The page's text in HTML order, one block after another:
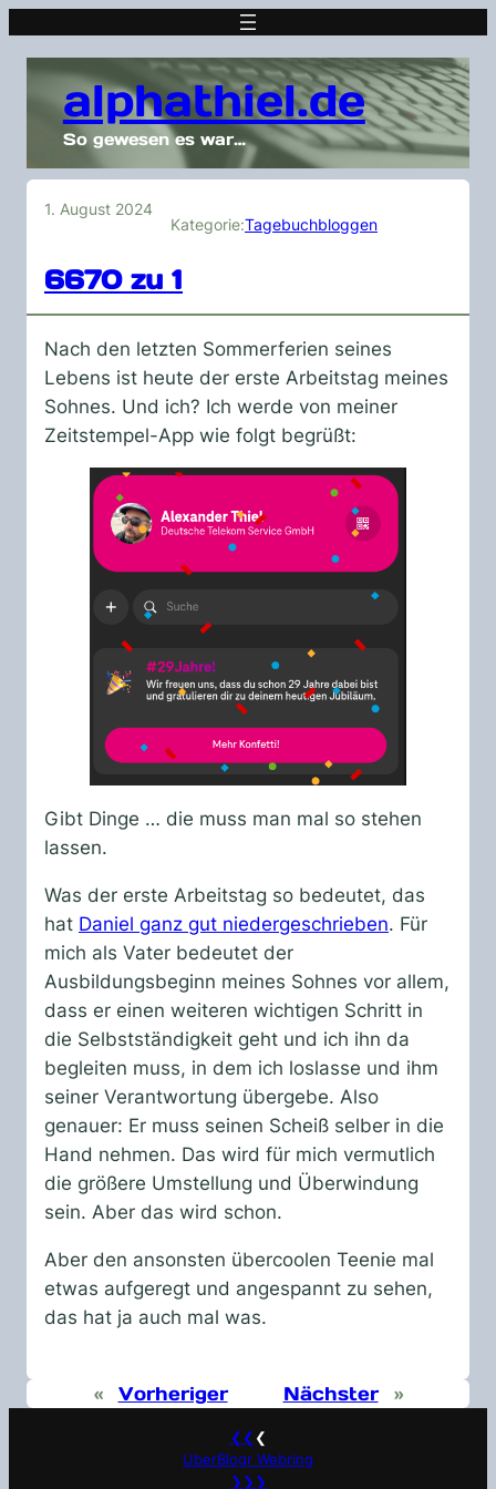
alphathiel.de
So gewesen es war…
1. August 2024
Kategorie:Tagebuchbloggen
6670 zu 1
Nach den letzten Sommerferien seines
Lebens ist heute der erste Arbeitstag meines
Sohnes. Und ich? Ich werde von meiner
Zeitstempel-App wie folgt begrüßt:
Gibt Dinge … die muss man mal so stehen
lassen.
Was der erste Arbeitstag so bedeutet, das
hat Daniel ganz gut niedergeschrieben. Für
mich als Vater bedeutet der
Ausbildungsbeginn meines Sohnes vor allem,
dass er einen weiteren wichtigen Schritt in
die Selbstständigkeit geht und ich ihn da
begleiten muss, in dem ich loslasse und ihm
seiner Verantwortung übergebe. Also
genauer: Er muss seinen Scheiß selber in die
Hand nehmen. Das wird für mich vermutlich
die größere Umstellung und Überwindung
sein. Aber das wird schon.
Aber den ansonsten übercoolen Teenie mal
etwas aufgeregt und angespannt zu sehen,
das hat ja auch mal was.
« Vorheriger Nächster »
❮❮ ❮
UberBlogr Webring
❯❯❯